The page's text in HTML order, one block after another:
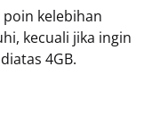
kelebihan
kecuali jika ingin
4GB.